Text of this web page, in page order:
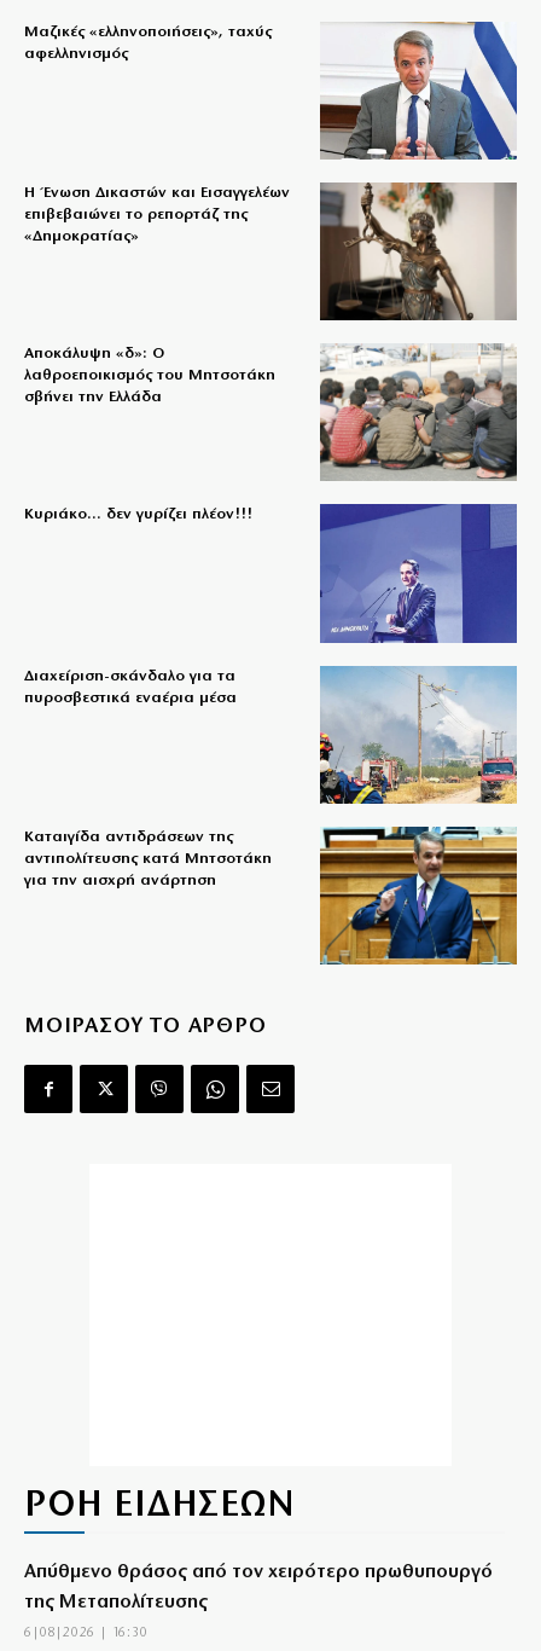
Μαζικές «ελληνοποιήσεις», ταχύς
αφελληνισμός
Η Ένωση Δικαστών και Εισαγγελέων
επιβεβαιώνει το ρεπορτάζ της
«Δημοκρατίας»
Αποκάλυψη «δ»: Ο
λαθροεποικισμός του Μητσοτάκη
σβήνει την Ελλάδα
Κυριάκο… δεν γυρίζει πλέον!!!
Διαχείριση-σκάνδαλο για τα
πυροσβεστικά εναέρια μέσα
Καταιγίδα αντιδράσεων της
αντιπολίτευσης κατά Μητσοτάκη
για την αισχρή ανάρτηση
ΜΟΙΡΑΣΟΥ ΤΟ ΑΡΘΡΟ
ΡΟΗ ΕΙΔΗΣΕΩΝ
Απύθμενο θράσος από τον χειρότερο πρωθυπουργό
της Μεταπολίτευσης
6|08|2026 | 16:30